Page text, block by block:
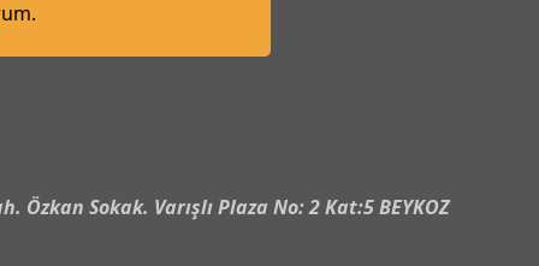
Özkan Sokak. Varışlı Plaza No: 2 Kat:5 BEYKOZ